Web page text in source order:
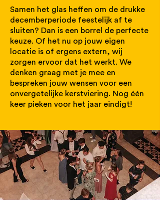
Samen het glas heffen om de drukke
decemberperiode feestelijk af te
sluiten? Dan is een borrel de perfecte
keuze. Of het nu op jouw eigen
locatie is of ergens extern, wij
zorgen ervoor dat het werkt. We
denken graag met je mee en
bespreken jouw wensen voor een
onvergetelijke kerstviering. Nog één
keer pieken voor het jaar eindigt!